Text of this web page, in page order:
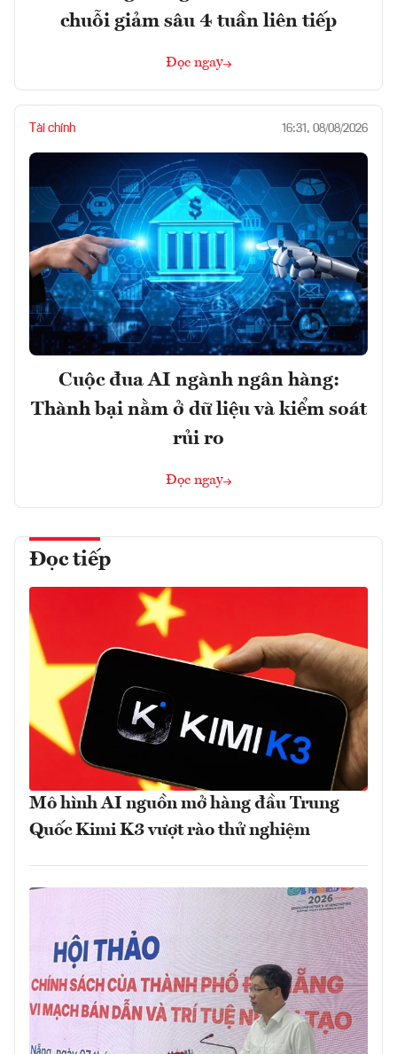
chuỗi giảm sâu 4 tuần liên tiếp
Đọc ngay
Tài chính 16:31, 08/08/2026
Cuộc đua AI ngành ngân hàng:
Thành bại nằm ở dữ liệu và kiểm soát
rủi ro
Đọc ngay
Đọc tiếp
Mô hình AI nguồn mở hàng đầu Trung
Quốc Kimi K3 vượt rào thử nghiệm